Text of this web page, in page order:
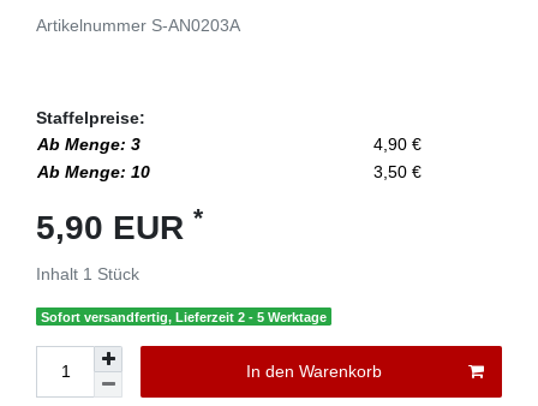
Artikelnummer S-AN0203A
Staffelpreise:
Ab Menge: 3
4,90 €
Ab Menge: 10
3,50 €
5,90 EUR *
Inhalt 1 Stück
Sofort versandfertig, Lieferzeit 2 - 5 Werktage
In den Warenkorb